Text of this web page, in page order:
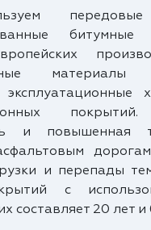
передовые
материалы
покрытий.
и повышенная
и перепады
с
составляет 20 лет и